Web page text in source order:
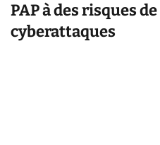
PAP à des risques
cyberattaques